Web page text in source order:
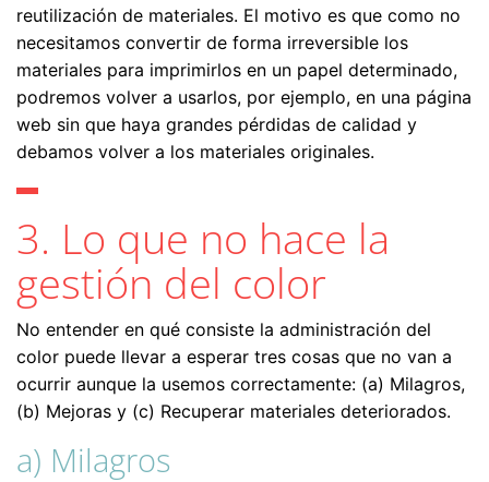
reutilización de materiales. El motivo es que como no
necesitamos convertir de forma irreversible los
materiales para imprimirlos en un papel determinado,
podremos volver a usarlos, por ejemplo, en una página
web sin que haya grandes pérdidas de calidad y
debamos volver a los materiales originales.
3. Lo que no hace la
gestión del color
No entender en qué consiste la administración del
color puede llevar a esperar tres cosas que no van a
ocurrir aunque la usemos correctamente: (a) Milagros,
(b) Mejoras y (c) Recuperar materiales deteriorados.
a) Milagros